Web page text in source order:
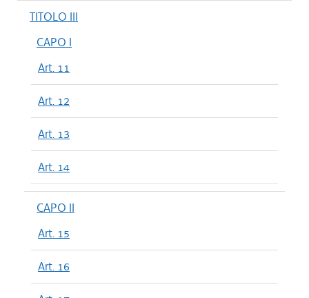
TITOLO III
CAPO I
Art. 11
Art. 12
Art. 13
Art. 14
CAPO II
Art. 15
Art. 16